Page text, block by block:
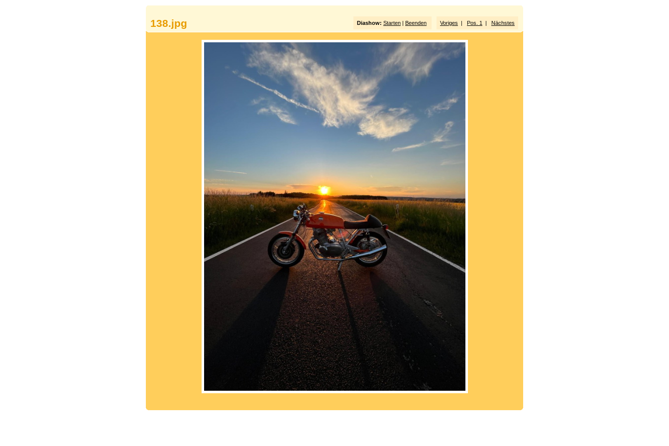
138.jpg Diashow: Starten | Beenden Voriges | Pos. 1 | Nächstes